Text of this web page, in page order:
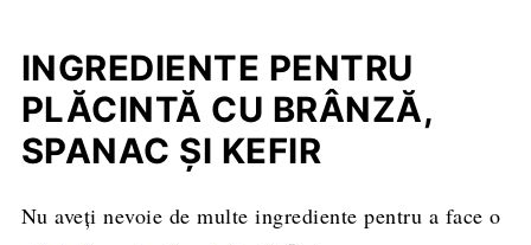
Întrebări frecvente
Alte rețete grozave cu spanac proaspăt sau
congelat
Rețeta completă, cantități și mod de
INGREDIENTE PENTRU
PLĂCINTĂ CU BRÂNZĂ,
SPANAC ȘI KEFIR
Nu aveți nevoie de multe ingrediente pentru a face o